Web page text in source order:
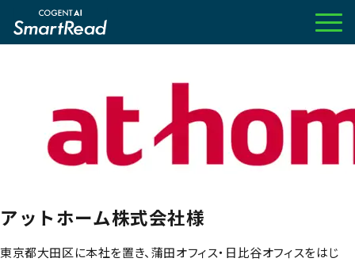
アットホーム株式会社様
東京都大田区に本社を置き、蒲田オフィス・日比谷オフィスをはじ